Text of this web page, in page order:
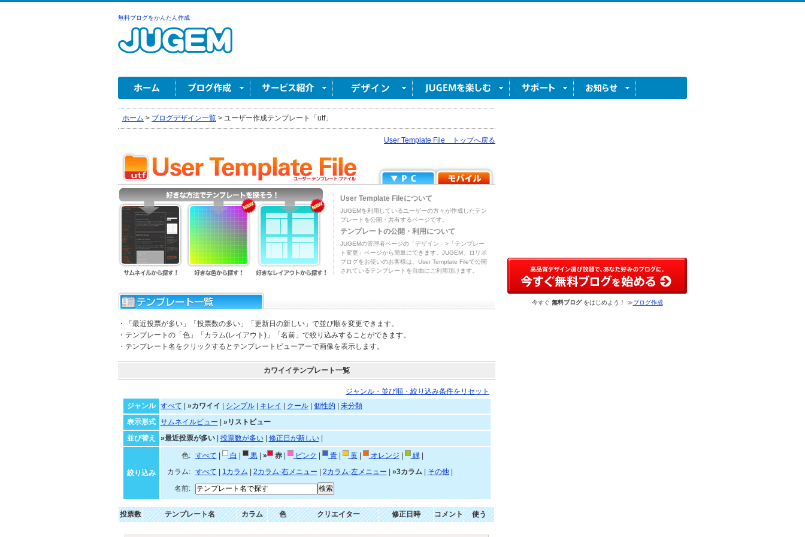
無料ブログをかんたん作成
ホーム > ブログデザイン一覧 > ユーザー作成テンプレート「utf」
User Template File トップへ戻る
User Template Fileについて
JUGEMを利用しているユーザーの方々が作成したテン
プレートを公開・共有するページです。
テンプレートの公開・利用について
JUGEMの管理者ページの「デザイン」>「テンプレー
ト変更」ページから簡単にできます。JUGEM、ロリポ
ブログをお使いのお客様は、User Template Fileで公開
されているテンプレートを自由にご利用頂けます。
・「最近投票が多い」「投票数の多い」「更新日の新しい」で並び順を変更できます。
・テンプレートの「色」「カラム(レイアウト)」「名前」で絞り込みすることができます。
・テンプレート名をクリックするとテンプレートビューアーで画像を表示します。
カワイイテンプレート一覧
ジャンル・並び順・絞り込み条件をリセット
ジャンル
すべて »カワイイ シンプル| キレイ クール| 個性的
未分類
表示形式
サムネイルビュー
»リストビュー
並び替え
»最近投票が多い| 投票数が多い| 修正日が新しい|
絞り込み
色: すべて 白 黒| » 赤| ピンク 青| 黄| オレンジ 緑|
カラム:
すべて 1カラム 2カラム-右メニュー 2カラム-左メニュー »3カラム| その他|
名前:
投票数 テンプレート名 カラム 色 クリエイター 修正日時 コメント 使う
今すぐ 無料ブログをはじめよう！ ≫ブログ作成